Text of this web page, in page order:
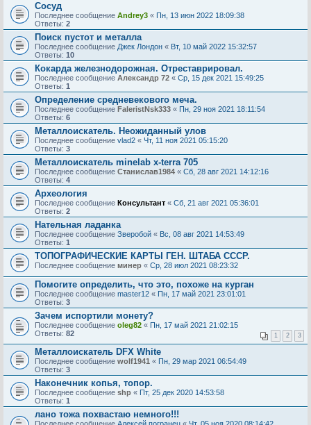
Сосуд
Последнее сообщение Andrey3 « Пн, 13 июн 2022 18:09:38
Ответы: 2
Поиск пустот и металла
Последнее сообщение Джек Лондон « Вт, 10 май 2022 15:32:57
Ответы: 10
Кокарда железнодорожная. Отреставрировал.
Последнее сообщение Александр 72 « Ср, 15 дек 2021 15:49:25
Ответы: 1
Определение средневекового меча.
Последнее сообщение FaleristNsk333 « Пн, 29 ноя 2021 18:11:54
Ответы: 6
Металлоискатель. Неожиданный улов
Последнее сообщение vlad2 « Чт, 11 ноя 2021 05:15:20
Ответы: 3
Металлоискатель minelab x-terra 705
Последнее сообщение Станислав1984 « Сб, 28 авг 2021 14:12:16
Ответы: 4
Археология
Последнее сообщение Консультант « Сб, 21 авг 2021 05:36:01
Ответы: 2
Нательная ладанка
Последнее сообщение Зверобой « Вс, 08 авг 2021 14:53:49
Ответы: 1
ТОПОГРАФИЧЕСКИЕ КАРТЫ ГЕН. ШТАБА СССР.
Последнее сообщение минер « Ср, 28 июл 2021 08:23:32
Помогите определить, что это, похоже на курган
Последнее сообщение master12 « Пн, 17 май 2021 23:01:01
Ответы: 3
Зачем испортили монету?
Последнее сообщение oleg82 « Пн, 17 май 2021 21:02:15
Ответы: 82 1 2 3
Металлоискатель DFX White
Последнее сообщение wolf1941 « Пн, 29 мар 2021 06:54:49
Ответы: 3
Наконечник копья, топор.
Последнее сообщение shp « Пт, 25 дек 2020 14:53:58
Ответы: 1
лано тожа похвастаю немного!!!